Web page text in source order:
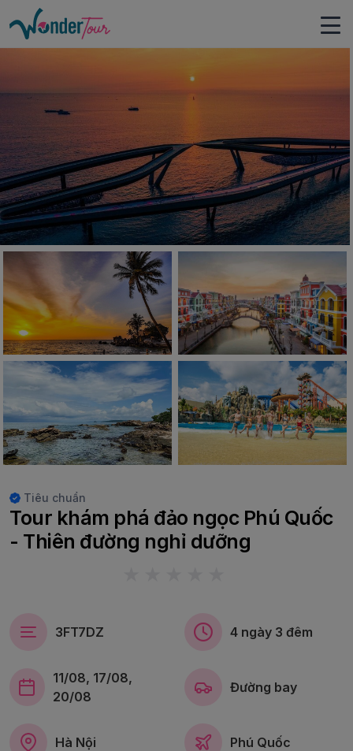
Tiêu chuẩn
Tour khám phá đảo ngọc Phú Quốc
- Thiên đường nghỉ dưỡng
3FT7DZ 4 ngày 3 đêm
11/08, 17/08,
20/08
Đường bay
Hà Nội Phú Quốc